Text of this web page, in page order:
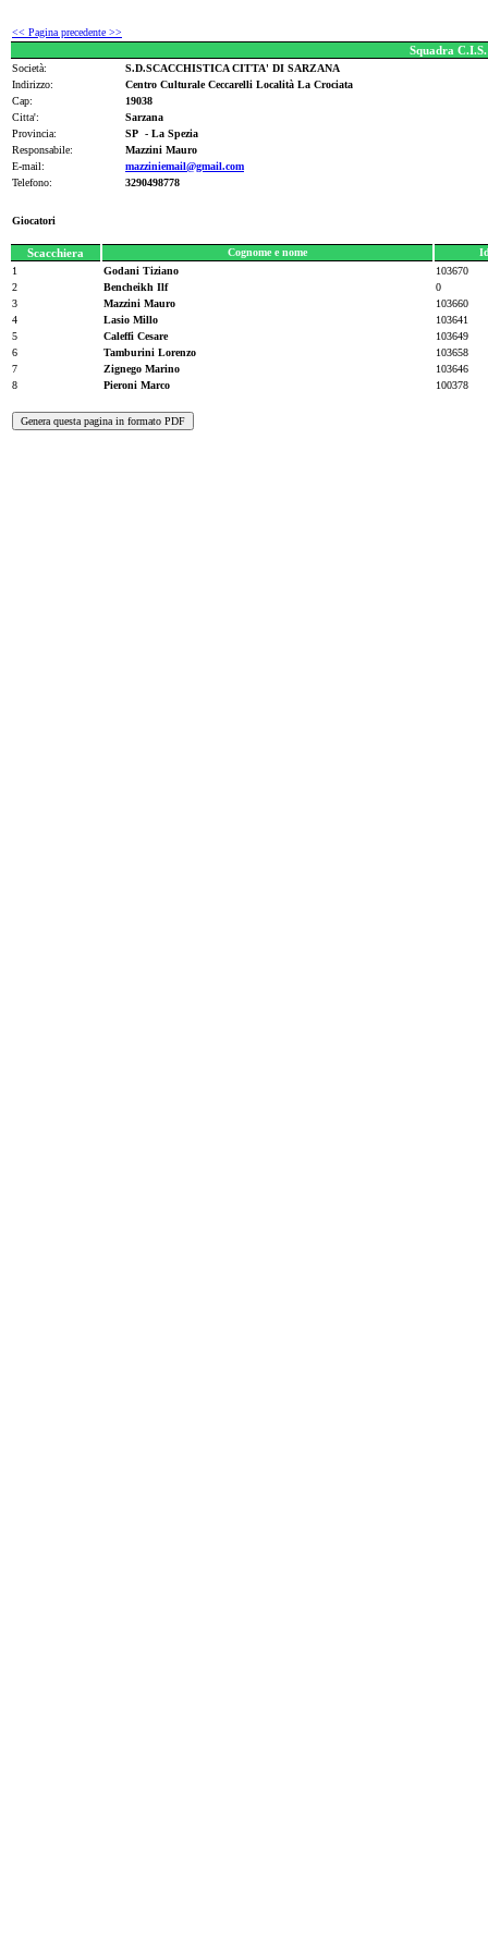
<< Pagina precedente >>
Squadra
Società:
S.D.SCACCHISTICA CITTA' DI SARZANA
Indirizzo:
Centro Culturale Ceccarelli Località La Crociata
Cap:
19038
Citta':
Sarzana
Provincia:
SP - La Spezia
Responsabile:
Mazzini Mauro
E-mail:
mazziniemail@gmail.com
Telefono:
3290498778
Giocatori
Scacchiera Cognome e nome
1
Godani Tiziano
103670
2
Bencheikh Ilf
0
3
Mazzini Mauro
103660
4
Lasio Millo
103641
5
Caleffi Cesare
103649
6
Tamburini Lorenzo
103658
7
Zignego Marino
103646
8
Pieroni Marco 100378